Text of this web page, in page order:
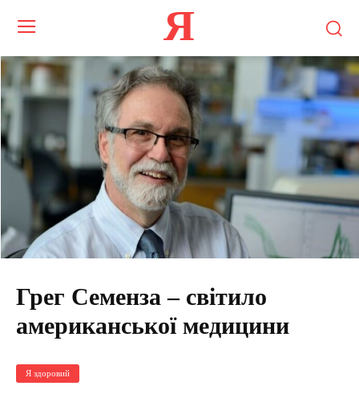
Я
Грег Семенза – світило
американської медицини
Я здоровий